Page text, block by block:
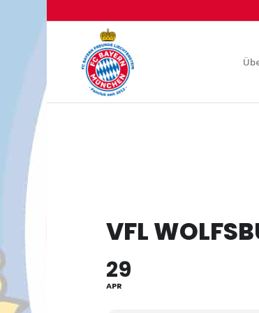
VFL
29
APR